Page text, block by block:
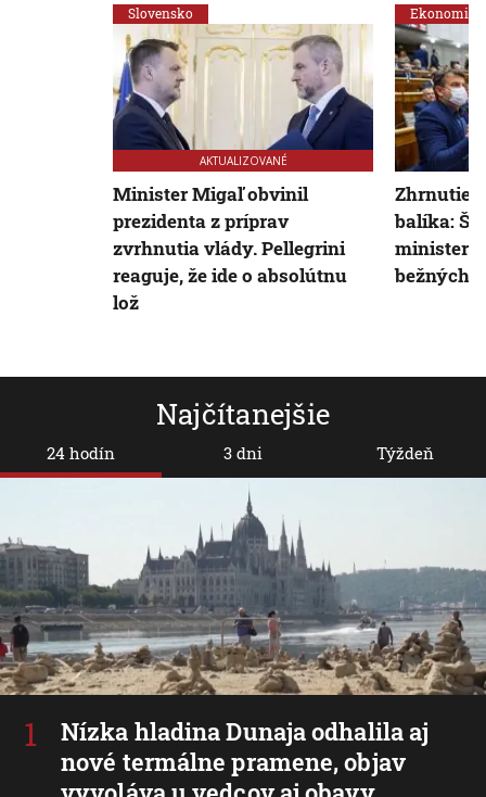
Najčítanejšie
24 hodín
Nízka hladina Dunaja odhalila aj
nové termálne pramene, objav
3 dni Týždeň
Slovensko
AKTUALIZOVANÉ
Minister Migaľ obvinil
prezidenta z príprav
zvrhnutia vlády. Pellegrini
reaguje, že ide o absolútnu
lož
Ekonomika
Zhrnutie
balíka:
bežných